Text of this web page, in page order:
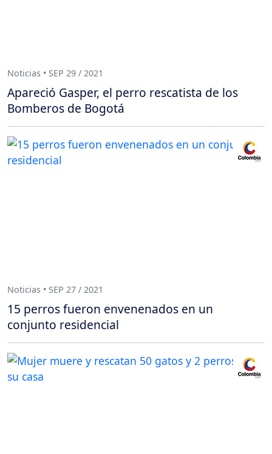
Noticias • SEP 29 / 2021
Apareció Gasper, el perro rescatista de los
Bomberos de Bogotá
Noticias • SEP 27 / 2021
15 perros fueron envenenados en un
conjunto residencial